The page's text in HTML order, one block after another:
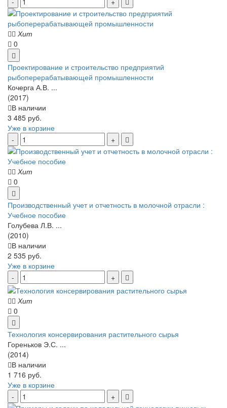
Хит
0
Проектирование и строительство предприятий
рыбоперерабатывающей промышленности
Кочерга А.В. ...
(2017)
В наличии
3 485 руб.
Уже в корзине
Хит
0
Производственный учет и отчетность в молочной отрасли :
Учебное пособие
Голубева Л.В. ...
(2010)
В наличии
2 535 руб.
Уже в корзине
Хит
0
Технология консервирования растительного сырья
Гореньков Э.С. ...
(2014)
В наличии
1 716 руб.
Уже в корзине